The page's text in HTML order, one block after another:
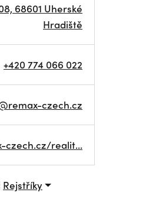
68601 Uherské
Hradiště
+420 774 066 022
czech.cz
czech.cz/realit…
Rejstříky